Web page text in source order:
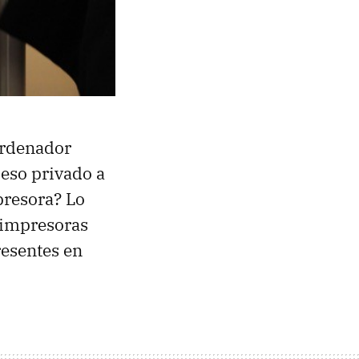
privado a
Lo
en